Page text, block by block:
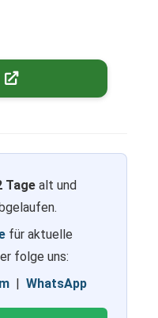
Tage alt und
für aktuelle
folge uns:
| WhatsApp